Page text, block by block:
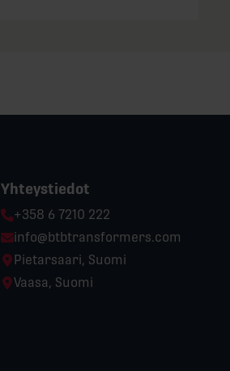
Yhteystiedot
Phone:
+358 6 7210 222
Email:
info@btbtransformers.com
Location:
Pietarsaari, Suomi
Location:
Vaasa, Suomi